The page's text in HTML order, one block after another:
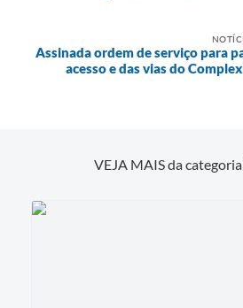
Assinada ordem de serviço para
acesso e das vias do
VEJA MAIS da categoria